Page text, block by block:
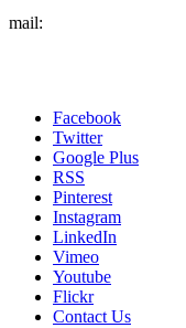
mail:
Facebook
Twitter
Google Plus
RSS
Pinterest
Instagram
LinkedIn
Vimeo
Youtube
Flickr
Contact Us